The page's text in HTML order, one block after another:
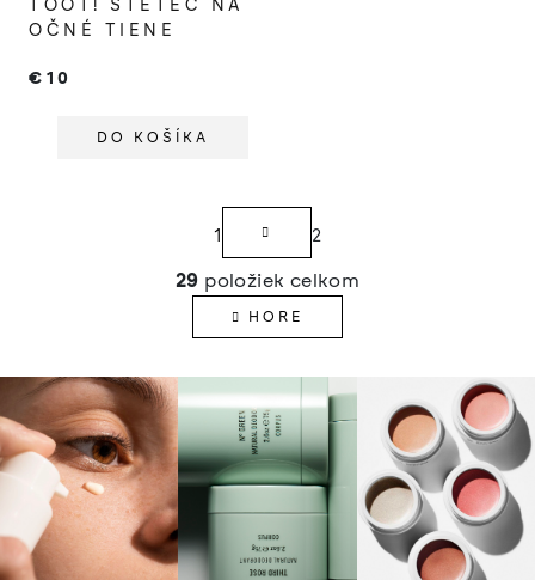
TOOT! ŠTETEC NA
OČNÉ TIENE
€10
DO KOŠÍKA
O
v
á
d
a
c
i
e
S
t
r
á
n
k
o
v
a
i
e
1 2
29 položiek celkom
HORE